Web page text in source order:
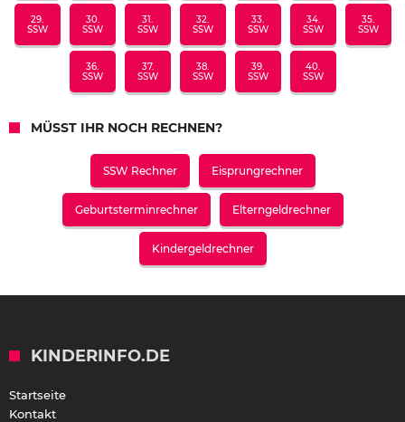
29.
SSW
30.
SSW
31.
SSW
32.
SSW
33.
SSW
34.
SSW
35.
SSW
36.
SSW
37.
SSW
38.
SSW
39.
SSW
40.
SSW
MÜSST IHR NOCH RECHNEN?
SSW Rechner Eisprungrechner
Geburtsterminrechner Elterngeldrechner
Kindergeldrechner
KINDERINFO.DE
Startseite
Kontakt